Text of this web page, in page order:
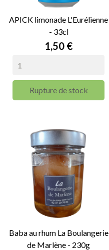
APICK limonade L'Eurélienne
- 33cl
Prix
1,50 €
Rupture de stock
Baba au rhum La Boulangerie
de Marlène - 230g